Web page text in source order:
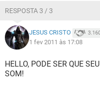
RESPOSTA 3 / 3
JESUS CRISTO
1 fev 2011 às 17:08
HELLO, PODE SER QUE
SOM!